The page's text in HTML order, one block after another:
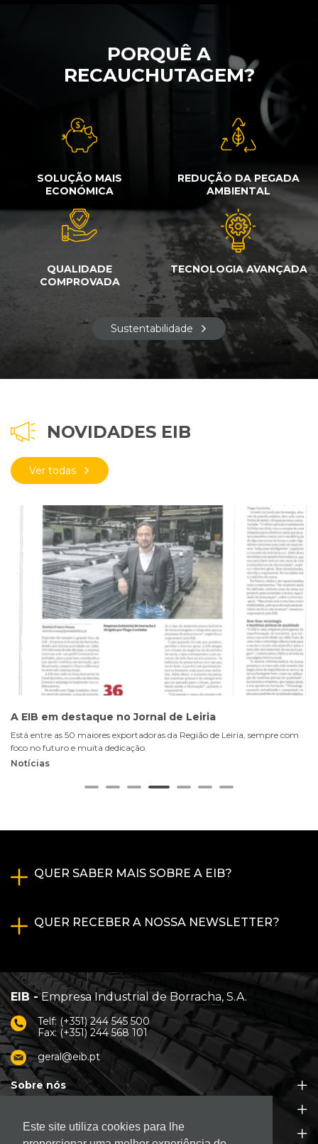
Este site utiliza cookies para lhe
PORQUÊ A
RECAUCHUTAGEM?
SOLUÇÃO MAIS
ECONÓMICA
REDUÇÃO DA PEGADA
AMBIENTAL
QUALIDADE
COMPROVADA
TECNOLOGIA AVANÇADA
Sustentabilidade
NOVIDADES EIB
Ver todas
A EIB em destaque no Jornal de Leiria
Está entre as 50 maiores exportadoras da Região de Leiria, sempre com
foco no futuro e muita dedicação.
Notícias
QUER SABER MAIS SOBRE A EIB?
QUER RECEBER A NOSSA NEWSLETTER?
EIB -Empresa Industrial de Borracha, S.A.
Telf: (+351) 244 545 500
Fax: (+351) 244 568 101
geral@eib.pt
Sobre nós
Apoio ao Cliente